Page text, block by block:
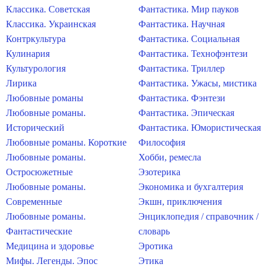
Классика. Советская
Классика. Украинская
Контркультура
Кулинария
Культурология
Лирика
Любовные романы
Любовные романы.
Исторический
Любовные романы. Короткие
Любовные романы.
Остросюжетные
Любовные романы.
Современные
Любовные романы.
Фантастические
Медицина и здоровье
Мифы. Легенды. Эпос
Фантастика. Мир пауков
Фантастика. Научная
Фантастика. Социальная
Фантастика. Технофэнтези
Фантастика. Триллер
Фантастика. Ужасы, мистика
Фантастика. Фэнтези
Фантастика. Эпическая
Фантастика. Юмористическая
Философия
Хобби, ремесла
Эзотерика
Экономика и бухгалтерия
Экшн, приключения
Энциклопедия / справочник /
словарь
Эротика
Этика